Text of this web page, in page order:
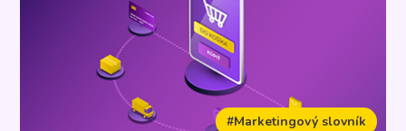
#Marketingový slovník